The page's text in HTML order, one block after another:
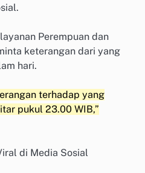
Perempuan dan
keterangan dari yang
hari.
terhadap yang
pukul 23.00 WIB,”
di Media Sosial